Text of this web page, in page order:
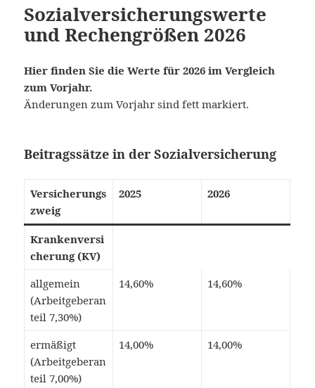
Sozialversicherungswerte
und Rechengrößen 2026
Hier finden Sie die Werte für 2026 im Vergleich
zum Vorjahr.
Änderungen zum Vorjahr sind fett markiert.
Beitragssätze in der Sozialversicherung
Versicherungs
zweig
2025 2026
Krankenversi
cherung (KV)
allgemein
(Arbeitgeberan
teil 7,30%)
14,60% 14,60%
ermäßigt
(Arbeitgeberan
teil 7,00%)
14,00% 14,00%